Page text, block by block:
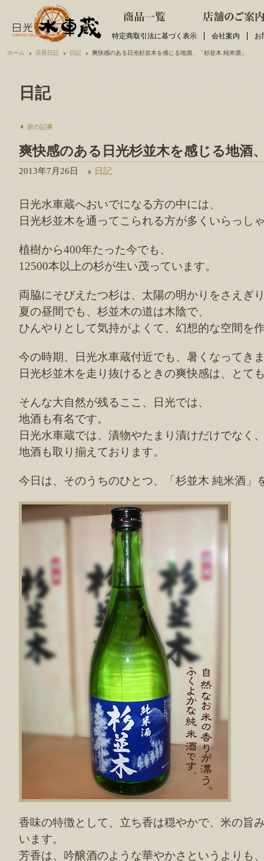
特定商取引法に基づく表示 会社案内 お
ホーム 店長日記 日記 爽快感のある日光杉並木を感じる地酒、「杉並木 純米酒」
日記
前の記事
爽快感のある日光杉並木を感じる地酒
2013年7月26日 日記
日光水車蔵へおいでになる方の中には、
日光杉並木を通ってこられる方が多くいらっし
植樹から400年たった今でも、
12500本以上の杉が生い茂っています。
両脇にそびえたつ杉は、太陽の明かりをさえぎ
夏の昼間でも、杉並木の道は木陰で、
ひんやりとして気持がよくて、幻想的な空間を
今の時期、日光水車蔵付近でも、暑くなってき
日光杉並木を走り抜けるときの爽快感は、とて
そんな大自然が残るここ、日光では、
地酒も有名です。
日光水車蔵では、漬物やたまり漬けだけでなく
地酒も取り揃えております。
今日は、そのうちのひとつ、「杉並木 純米酒」
香味の特徴として、立ち香は穏やかで、米の旨
います。
芳香は、吟醸酒のような華やかさというよりも